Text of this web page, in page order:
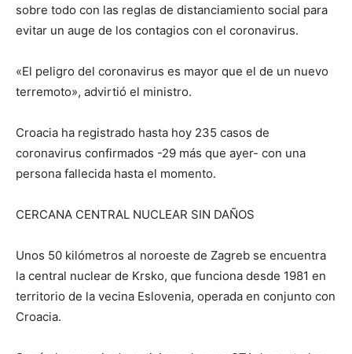
sobre todo con las reglas de distanciamiento social para
evitar un auge de los contagios con el coronavirus.
«El peligro del coronavirus es mayor que el de un nuevo
terremoto», advirtió el ministro.
Croacia ha registrado hasta hoy 235 casos de
coronavirus confirmados -29 más que ayer- con una
persona fallecida hasta el momento.
CERCANA CENTRAL NUCLEAR SIN DAÑOS
Unos 50 kilómetros al noroeste de Zagreb se encuentra
la central nuclear de Krsko, que funciona desde 1981 en
territorio de la vecina Eslovenia, operada en conjunto con
Croacia.